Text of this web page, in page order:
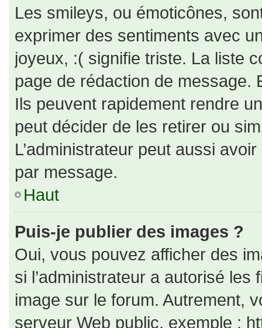
Les smileys, ou émoticônes,
exprimer des sentiments avec
joyeux, :( signifie triste. La liste
page de rédaction de message.
Ils peuvent rapidement rendre
peut décider de les retirer ou
L’administrateur peut aussi
par message.
Haut
Puis-je publier des images ?
Oui, vous pouvez afficher des
si l’administrateur a autorisé
image sur le forum. Autrement,
serveur Web public, exemple :